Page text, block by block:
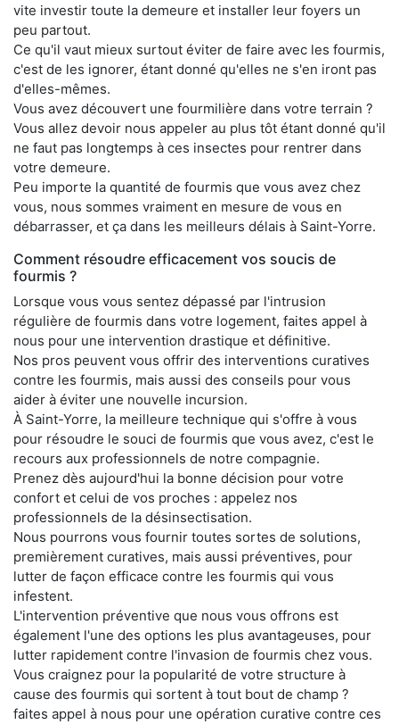
vite investir toute la demeure et installer leur foyers un
peu partout.
Ce qu'il vaut mieux surtout éviter de faire avec les fourmis,
c'est de les ignorer, étant donné qu'elles ne s'en iront pas
d'elles-mêmes.
Vous avez découvert une fourmilière dans votre terrain ?
Vous allez devoir nous appeler au plus tôt étant donné qu'il
ne faut pas longtemps à ces insectes pour rentrer dans
votre demeure.
Peu importe la quantité de fourmis que vous avez chez
vous, nous sommes vraiment en mesure de vous en
débarrasser, et ça dans les meilleurs délais à Saint-Yorre.
Comment résoudre efficacement vos soucis de
fourmis ?
Lorsque vous vous sentez dépassé par l'intrusion
régulière de fourmis dans votre logement, faites appel à
nous pour une intervention drastique et définitive.
Nos pros peuvent vous offrir des interventions curatives
contre les fourmis, mais aussi des conseils pour vous
aider à éviter une nouvelle incursion.
À Saint-Yorre, la meilleure technique qui s'offre à vous
pour résoudre le souci de fourmis que vous avez, c'est le
recours aux professionnels de notre compagnie.
Prenez dès aujourd'hui la bonne décision pour votre
confort et celui de vos proches : appelez nos
professionnels de la désinsectisation.
Nous pourrons vous fournir toutes sortes de solutions,
premièrement curatives, mais aussi préventives, pour
lutter de façon efficace contre les fourmis qui vous
infestent.
L'intervention préventive que nous vous offrons est
également l'une des options les plus avantageuses, pour
lutter rapidement contre l'invasion de fourmis chez vous.
Vous craignez pour la popularité de votre structure à
cause des fourmis qui sortent à tout bout de champ ?
faites appel à nous pour une opération curative contre ces